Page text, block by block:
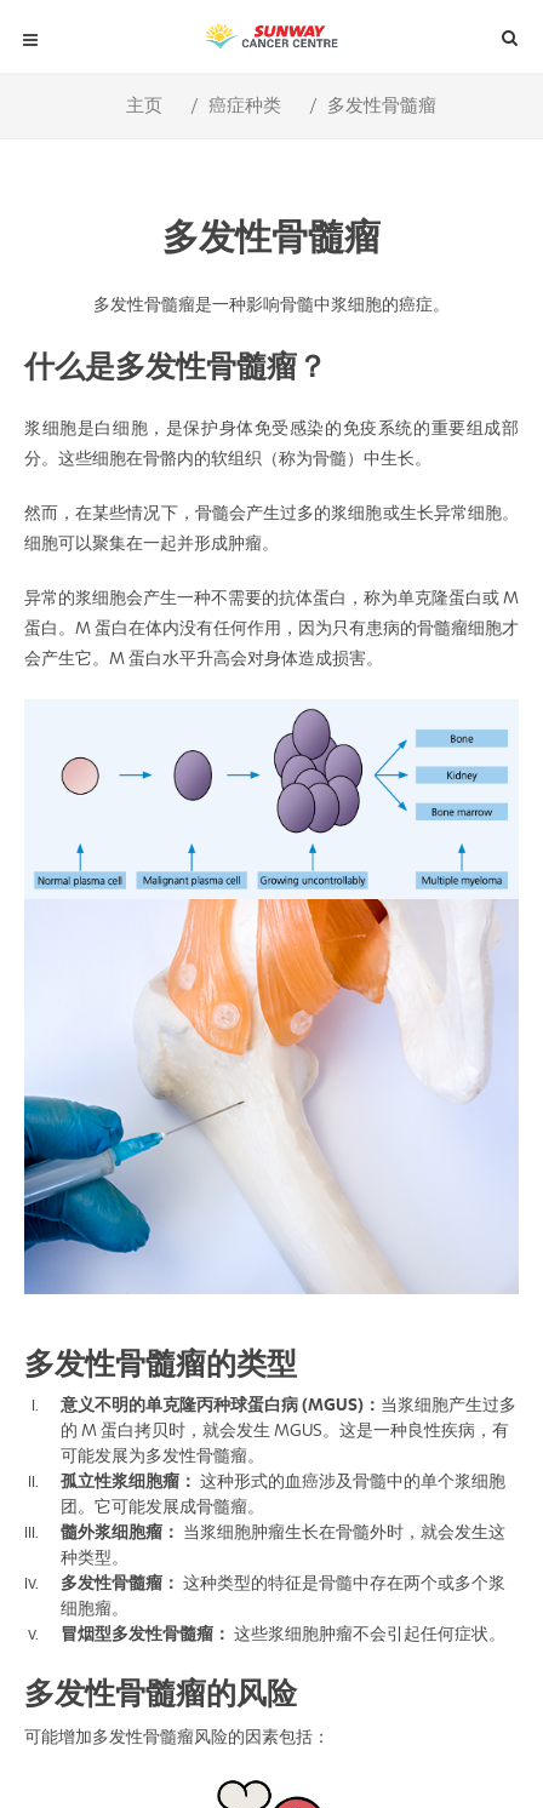
主页 癌症种类 多发性骨髓瘤
多发性骨髓瘤
多发性骨髓瘤是一种影响骨髓中浆细胞的癌症。
什么是多发性骨髓瘤？
浆细胞是白细胞，是保护身体免受感染的免疫系统的重要组成部
分。 这些细胞在骨骼内的软组织（称为骨髓）中生长。
然而，在某些情况下，骨髓会产生过多的浆细胞或生长异常细胞。
细胞可以聚集在一起并形成肿瘤。
异常的浆细胞会产生一种不需要的抗体蛋白，称为单克隆蛋白或 M
蛋白。 M 蛋白在体内没有任何作用，因为只有患病的骨髓瘤细胞才
会产生它。 M 蛋白水平升高会对身体造成损害。
多发性骨髓瘤的类型
意义不明的单克隆丙种球蛋白病 (MGUS)： 当浆细胞产生过多
的 M 蛋白拷贝时，就会发生 MGUS。 这是一种良性疾病，有
可能发展为多发性骨髓瘤。
孤立性浆细胞瘤： 这种形式的血癌涉及骨髓中的单个浆细胞
团。 它可能发展成骨髓瘤。
髓外浆细胞瘤：
当浆细胞肿瘤生长在骨髓外时，就会发生这
种类型。
多发性骨髓瘤： 这种类型的特征是骨髓中存在两个或多个浆
细胞瘤。
冒烟型多发性骨髓瘤： 这些浆细胞肿瘤不会引起任何症状。
多发性骨髓瘤的风险
可能增加多发性骨髓瘤风险的因素包括：